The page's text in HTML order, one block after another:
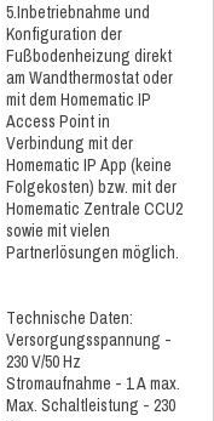
5.Inbetriebnahme und
Konfiguration der
Fußbodenheizung direkt
am Wandthermostat oder
mit dem Homematic IP
Access Point in
Verbindung mit der
Homematic IP App (keine
Folgekosten) bzw. mit der
Homematic Zentrale CCU2
sowie mit vielen
Partnerlösungen möglich.
Technische Daten:
Versorgungsspannung -
230 V/50 Hz
Stromaufnahme - 1 A max.
Max. Schaltleistung - 230